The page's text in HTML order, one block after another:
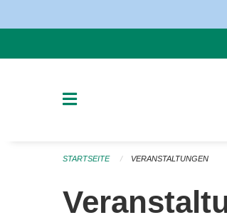
STARTSEITE VERANSTALTUNGEN